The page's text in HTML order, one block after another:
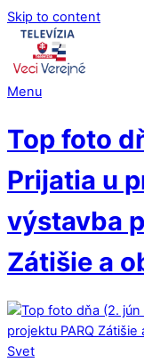
Skip to content
Menu
Top foto
Prijatia u
výstavba
Zátišie a
Svet